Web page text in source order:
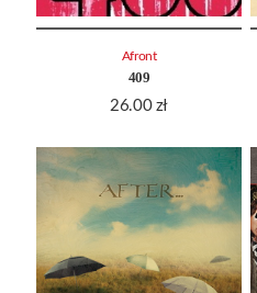
409
26.00 zł
Afront